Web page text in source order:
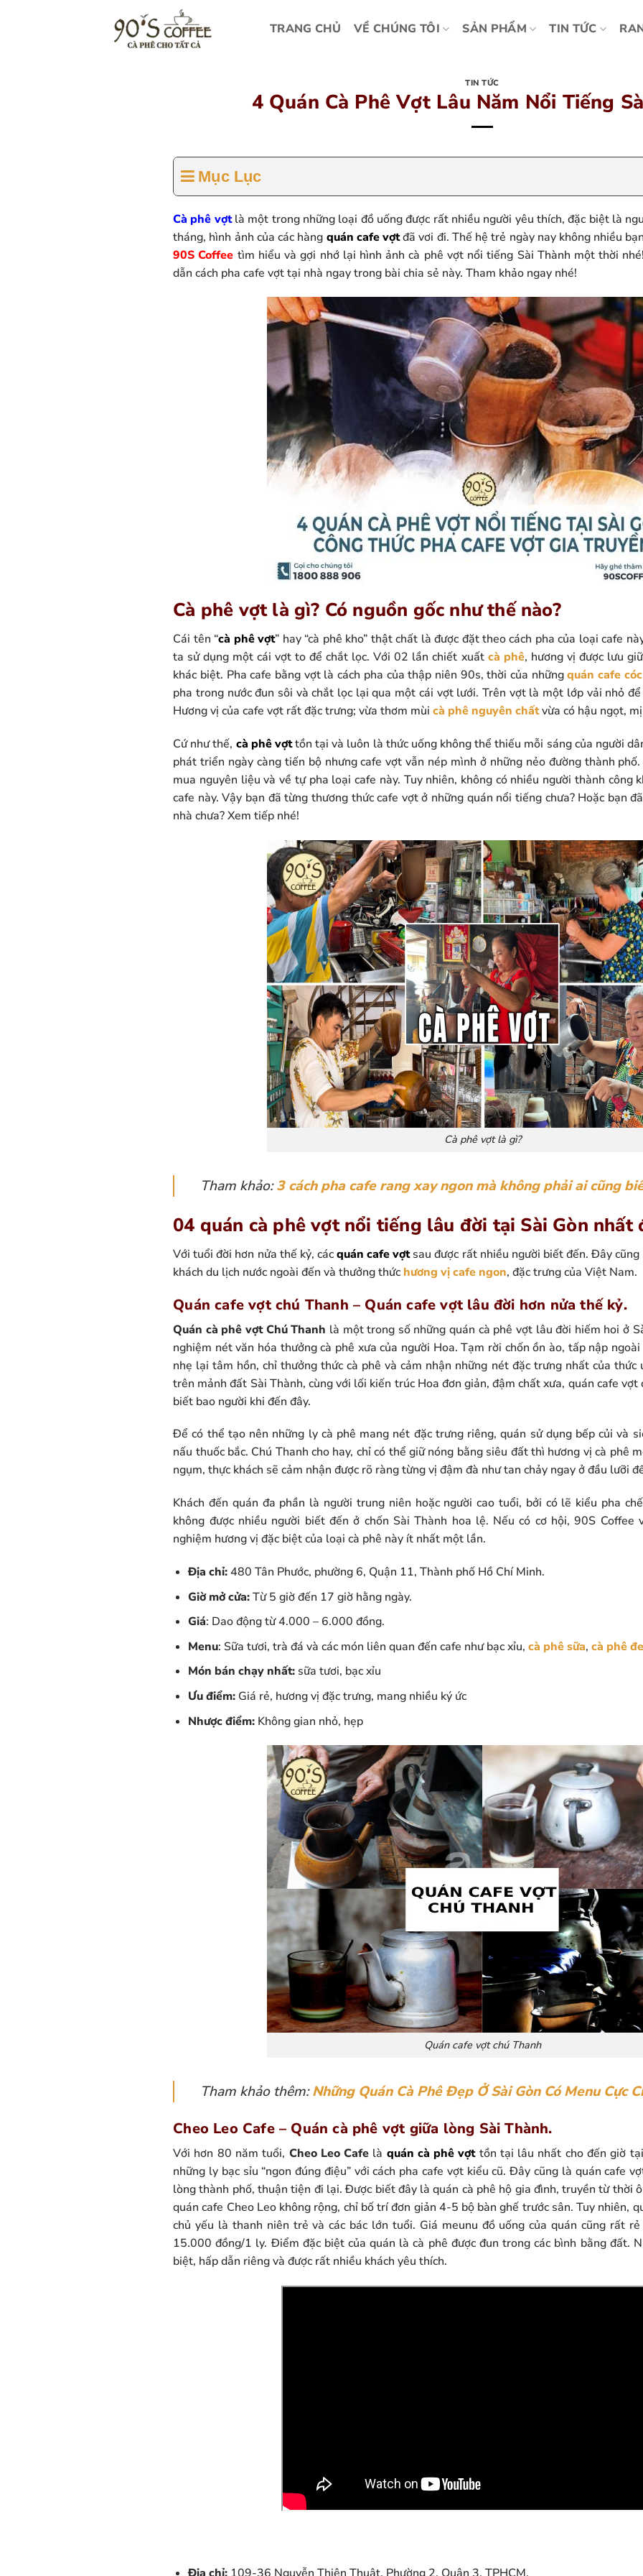
TRANG CHỦ VỀ CHÚNG TÔI SẢN PHẨM TIN TỨC
TIN TỨC
4 Quán Cà Phê Vợt Lâu Năm Nổi Tiếng
Mục Lục
Cà phê vợtlà một trong những loại đồ uống được rất nhiều người yêu thích, đặc biệt là
tháng, hình ảnh của các hàng quán cafe vợtđã vơi đi. Thế hệ trẻ ngày nay không nhiều
90S Coffee tìm hiểu và gợi nhớ lại hình ảnh cà phê vợt nổi tiếng Sài Thành một thời
dẫn cách pha cafe vợt tại nhà ngay trong bài chia sẻ này. Tham khảo ngay nhé!
Cà phê vợt là gì? Có nguồn gốc như thế nào?
Cái tên “cà phê vợt” hay “cà phê kho” thật chất là được đặt theo cách pha của loại cafe
ta sử dụng một cái vợt to để chắt lọc. Với 02 lần chiết xuất cà phê, hương vị được lưu
khác biệt. Pha cafe bằng vợt là cách pha của thập niên 90s, thời của nhữngquán cafe
pha trong nước đun sôi và chắt lọc lại qua một cái vợt lưới. Trên vợt là một lớp vải nhỏ
Hương vị của cafe vợt rất đặc trưng; vừa thơm mùicà phê nguyên chấtvừa có hậu ngọt,
Cứ như thế, cà phê vợttồn tại và luôn là thức uống không thể thiếu mỗi sáng của người
phát triển ngày càng tiến bộ nhưng cafe vợt vẫn nép mình ở những nẻo đường thành
mua nguyên liệu và về tự pha loại cafe này. Tuy nhiên, không có nhiều người thành công
cafe này. Vậy bạn đã từng thương thức cafe vợt ở những quán nổi tiếng chưa? Hoặc bạn
nhà chưa? Xem tiếp nhé!
Cà phê vợt là gì?
Tham khảo:3 cách pha cafe rang xay ngon mà không phải ai cũng
04 quán cà phê vợt nổi tiếng lâu đời tại Sài Gòn
Với tuổi đời hơn nửa thế kỷ, cácquán cafe vợtsau được rất nhiều người biết đến. Đây
khách du lịch nước ngoài đến và thưởng thức hương vị cafe ngon, đặc trưng của Việt Nam.
Quán cafe vợt chú Thanh – Quán cafe vợt lâu đời hơn nửa thế kỷ.
Quán cà phê vợt Chú Thanh là một trong số những quán cà phê vợt lâu đời hiếm hoi ở
nghiệm nét văn hóa thưởng cà phê xưa của người Hoa. Tạm rời chốn ồn ào, tấp nập
nhẹ lại tâm hồn, chỉ thưởng thức cà phê và cảm nhận những nét đặc trưng nhất của
trên mảnh đất Sài Thành, cùng với lối kiến trúc Hoa đơn giản, đậm chất xưa, quán cafe vợt
biết bao người khi đến đây.
Để có thể tạo nên những ly cà phê mang nét đặc trưng riêng, quán sử dụng bếp củi và
nấu thuốc bắc. Chú Thanh cho hay, chỉ có thể giữ nóng bằng siêu đất thì hương vị cà phê
ngụm, thực khách sẽ cảm nhận được rõ ràng từng vị đậm đà như tan chảy ngay ở đầu lưỡi
Khách đến quán đa phần là người trung niên hoặc người cao tuổi, bởi có lẽ kiểu pha
không được nhiều người biết đến ở chốn Sài Thành hoa lệ. Nếu có cơ hội, 90S
nghiệm hương vị đặc biệt của loại cà phê này ít nhất một lần.
Địa chỉ:480 Tân Phước, phường 6, Quận 11, Thành phố Hồ Chí Minh.
Giờ mở cửa:Từ 5 giờ đến 17 giờ hằng ngày.
Giá: Dao động từ 4.000 – 6.000 đồng.
Menu: Sữa tươi, trà đá và các món liên quan đến cafe như bạc xỉu, cà phê sữa, cà phê
Món bán chạy nhất: sữa tươi, bạc xỉu
Ưu điểm: Giá rẻ, hương vị đặc trưng, mang nhiều ký ức
Nhược điểm: Không gian nhỏ, hẹp
Quán cafe vợt chú Thanh
Tham khảo thêm:Những Quán Cà Phê Đẹp Ở Sài Gòn Có Menu Cực
Cheo Leo Cafe – Quán cà phê vợt giữa lòng Sài Thành.
Với hơn 80 năm tuổi, Cheo Leo Cafe là quán cà phê vợttồn tại lâu nhất cho đến giờ
những ly bạc sỉu “ngon đúng điệu” với cách pha cafe vợt kiểu cũ. Đây cũng là quán cafe
lòng thành phố, thuận tiện đi lại. Được biết đây là quán cà phê hộ gia đình, truyền từ thời
quán cafe Cheo Leo không rộng, chỉ bố trí đơn giản 4-5 bộ bàn ghế trước sân. Tuy nhiên,
chủ yếu là thanh niên trẻ và các bác lớn tuổi. Giá meunu đồ uống của quán cũng rất
15.000 đồng/1 ly. Điểm đặc biệt của quán là cà phê được đun trong các bình bằng đất.
biệt, hấp dẫn riêng và được rất nhiều khách yêu thích.